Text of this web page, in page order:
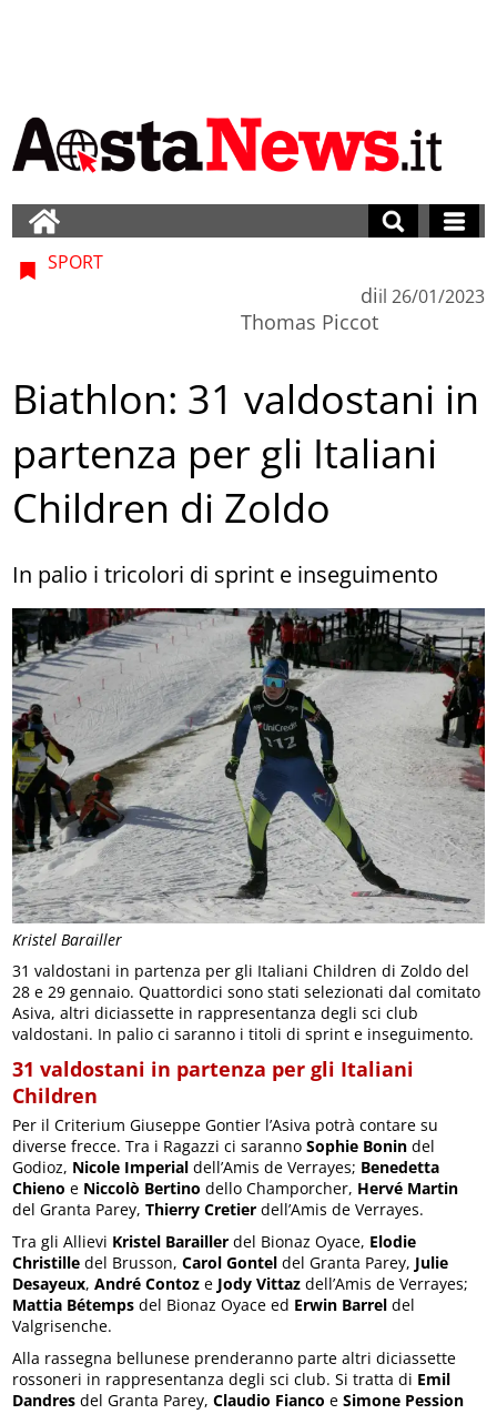
Kristel Barailler
SPORT
di
Thomas Piccot
il 26/01/2023
Biathlon: 31 valdostani in
partenza per gli Italiani
Children di Zoldo
In palio i tricolori di sprint e inseguimento
31 valdostani in partenza per gli Italiani Children di Zoldo del
28 e 29 gennaio. Quattordici sono stati selezionati dal comitato
Asiva, altri diciassette in rappresentanza degli sci club
valdostani. In palio ci saranno i titoli di sprint e inseguimento.
31 valdostani in partenza per gli Italiani
Children
Per il Criterium Giuseppe Gontier l’Asiva potrà contare su
diverse frecce. Tra i Ragazzi ci sarannoSophie Bonin del
Godioz, Nicole Imperial dell’Amis de Verrayes; Benedetta
Chieno e Niccolò Bertino dello Champorcher, Hervé Martin
del Granta Parey,Thierry Cretier dell’Amis de Verrayes.
Tra gli Allievi Kristel Barailler del Bionaz Oyace, Elodie
Christille del Brusson,Carol Gontel del Granta Parey, Julie
Desayeux,André Contoz e Jody Vittaz dell’Amis de Verrayes;
Mattia Bétemps del Bionaz Oyace ed Erwin Barrel del
Valgrisenche.
Alla rassegna bellunese prenderanno parte altri diciassette
rossoneri in rappresentanza degli sci club. Si tratta di Emil
Dandres del Granta Parey,Claudio Fianco eSimone Pession